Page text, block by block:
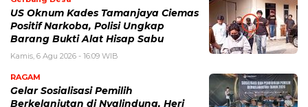
US Oknum Kades Tamanjaya Ciemas
Positif Narkoba, Polisi Ungkap
Barang Bukti Alat Hisap Sabu
Kamis, 6 Agu 2026 - 16:09 WIB
RAGAM
Gelar Sosialisasi Pemilih
Berkelanjutan di Nyalindung, Heri